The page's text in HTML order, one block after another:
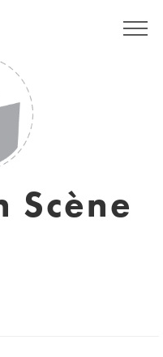
Scène